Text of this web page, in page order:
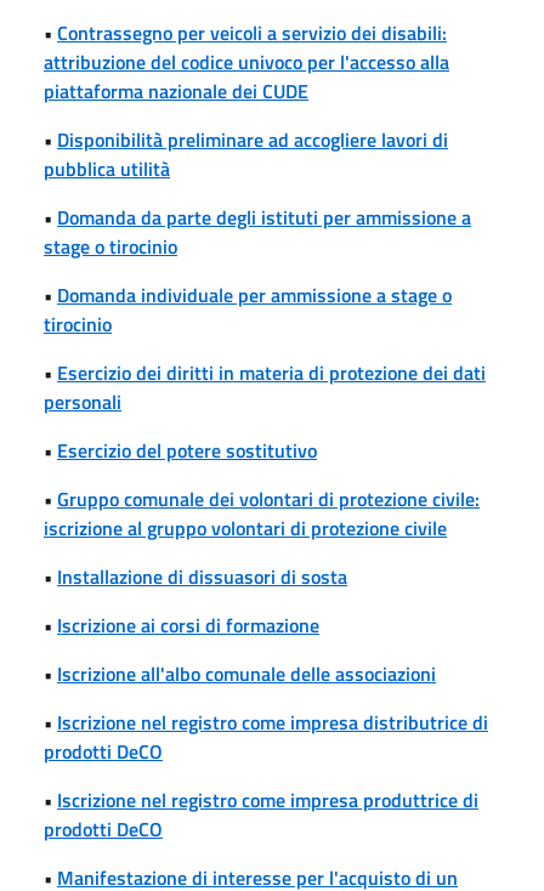
• Contrassegno per veicoli a servizio dei disabili:
attribuzione del codice univoco per l'accesso alla
piattaforma nazionale dei CUDE
• Disponibilità preliminare ad accogliere lavori di
pubblica utilità
• Domanda da parte degli istituti per ammissione a
stage o tirocinio
• Domanda individuale per ammissione a stage o
tirocinio
• Esercizio dei diritti in materia di protezione dei dati
personali
• Esercizio del potere sostitutivo
• Gruppo comunale dei volontari di protezione civile:
iscrizione al gruppo volontari di protezione civile
• Installazione di dissuasori di sosta
• Iscrizione ai corsi di formazione
• Iscrizione all'albo comunale delle associazioni
• Iscrizione nel registro come impresa distributrice di
prodotti DeCO
• Iscrizione nel registro come impresa produttrice di
prodotti DeCO
• Manifestazione di interesse per l'acquisto di un